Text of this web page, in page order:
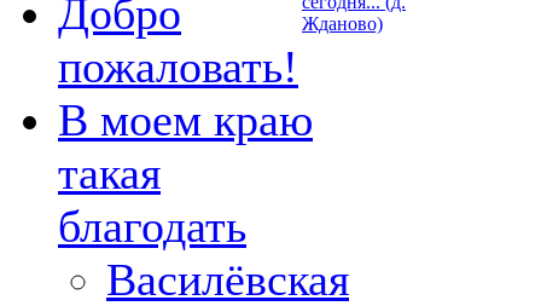
Жданово)
Добро
пожаловать!
В моем краю
такая
благодать
Василёвская